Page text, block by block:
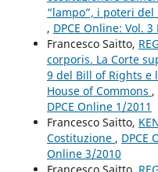
“lampo”, i poteri
, DPCE Online: Vol.
Francesco Saitto,
corporis. La Corte
9 del Bill of Rights e
House of Commons ,
DPCE Online 1/2011
Francesco Saitto,
Costituzione , DPCE
Online 3/2010